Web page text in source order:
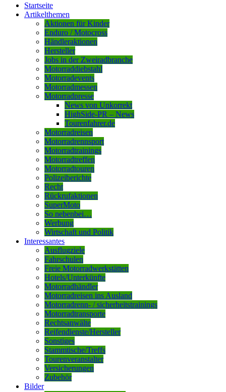
Startseite
Artikelthemen
Aktionen für Kinder
Enduro / Motocross
Händleraktionen
Hersteller
Jobs in der Zweiradbranche
Motorraddiebstahl
Motorradevents
Motorradmessen
Motorradpresse
News von Unkorrekt
HighSide-PR – News
Tourenfahrer.de
Motorradreisen
Motorradrennsport
Motorradtrainings
Motorradtreffen
Motorradtouren
Polizeiberichte
Recht
Rückrufaktionen
SuperMoto
So nebenbei…
Werbung
Wirtschaft und Politik
Interessantes
Ausflugziele
Fahrschulen
Freie Motorradwerkstätten
Hotels/Unterkünfte
Motorradhändler
Motorradreisen ins Ausland
Motorradrenn- / sicherheitstrainings
Motorradtransporte
Rechtsanwälte
Reifendienste/Hersteller
Sonstiges
Stammtische/Treffs
Tourenveranstalter
Versicherungen
Zubehör
Bilder